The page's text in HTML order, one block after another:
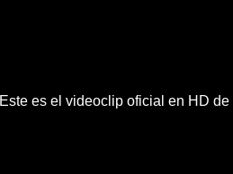
Este es el videoclip oficial en HD de